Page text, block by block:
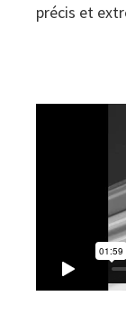
précis et